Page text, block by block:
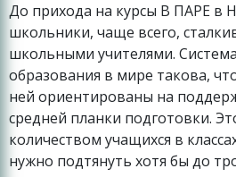
До прихода на курсы В ПАРЕ в
школьники, чаще всего,
школьными учителями.
образования в мире такова,
ней ориентированы на
средней планки подготовки.
количеством учащихся в
нужно подтянуть хотя бы до